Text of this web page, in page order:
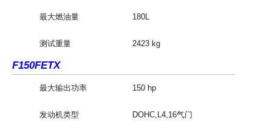
最大燃油量 180L
测试重量 2423 kg
F150FETX
最大输出功率 150 hp
发动机类型 DOHC,L4,16气门